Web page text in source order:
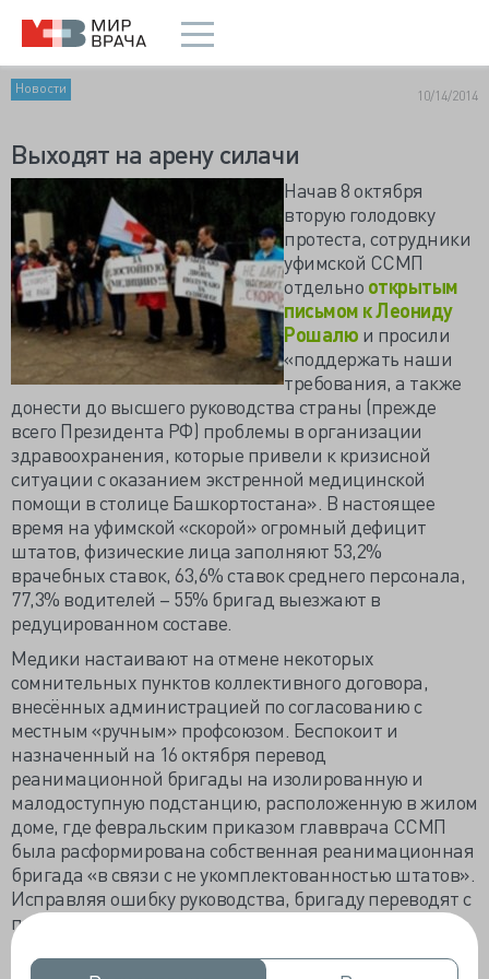
Новости 10/14/2014
Выходят на арену силачи
Начав 8 октября
вторую голодовку
протеста, сотрудники
уфимской ССМП
отдельно открытым
письмом к Леониду
Рошалю и просили
«поддержать наши
требования, а также
донести до высшего руководства страны (прежде
всего Президента РФ) проблемы в организации
здравоохранения, которые привели к кризисной
ситуации с оказанием экстренной медицинской
помощи в столице Башкортостана». В настоящее
время на уфимской «скорой» огромный дефицит
штатов, физические лица заполняют 53,2%
врачебных ставок, 63,6% ставок среднего персонала,
77,3% водителей – 55% бригад выезжают в
редуцированном составе.
Медики настаивают на отмене некоторых
сомнительных пунктов коллективного договора,
внесённых администрацией по согласованию с
местным «ручным» профсоюзом. Беспокоит и
назначенный на 16 октября перевод
реанимационной бригады на изолированную и
малодоступную подстанцию, расположенную в жилом
доме, где февральским приказом главврача ССМП
была расформирована собственная реанимационная
бригада «в связи с не укомплектованностью штатов».
Исправляя ошибку руководства, бригаду переводят с
подстанции, обслуживающей территорию шести
нефтеперегонных заводов, где всякое может
случиться.